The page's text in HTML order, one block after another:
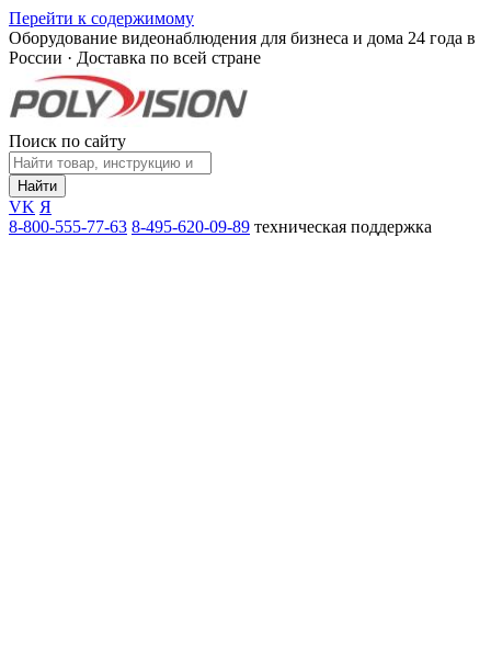
Перейти к содержимому
Оборудование видеонаблюдения для бизнеса и дома 24 года в
России · Доставка по всей стране
Поиск по сайту
Найти
VK Я
8-800-555-77-63 8-495-620-09-89 техническая поддержка